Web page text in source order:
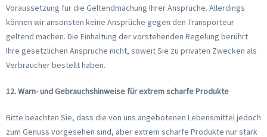
Voraussetzung für die Geltendmachung Ihrer Ansprüche. Allerdings
können wir ansonsten keine Ansprüche gegen den Transporteur
geltend machen. Die Einhaltung der vorstehenden Regelung berührt
Ihre gesetzlichen Ansprüche nicht, soweit Sie zu privaten Zwecken als
Verbraucher bestellt haben.
12. Warn- und Gebrauchshinweise für extrem scharfe Produkte
Bitte beachten Sie, dass die von uns angebotenen Lebensmittel jedoch
zum Genuss vorgesehen sind, aber extrem scharfe Produkte nur stark